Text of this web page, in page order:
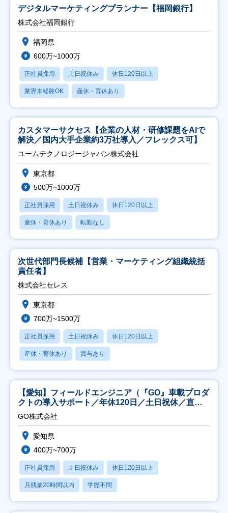
デジタルマーケティングプランナー【福岡銀行】
株式会社福岡銀行
福岡県
600万~1000万
正社員採用 土日祝休み 休日120日以上
業界未経験OK 産休・育休あり
カスタマーサクセス【企業の人材・研修課題をAIで
解決／国内大手企業約3万社導入／フレックス可】
ユームテクノロジージャパン株式会社
東京都
500万~1000万
正社員採用 土日祝休み 休日120日以上
産休・育休あり 転勤なし
次世代部門長候補【営業・マーケティング組織統括
責任者】
株式会社セレス
東京都
700万~1500万
正社員採用 土日祝休み 休日120日以上
産休・育休あり 賞与あり
【愛知】フィールドエンジニア（『GO』車載プロダ
クトの導入サポート／年休120日／土日祝休／直行
直帰
GO株式会社
愛知県
400万~700万
正社員採用 土日祝休み 休日120日以上
月残業20時間以内 学歴不問